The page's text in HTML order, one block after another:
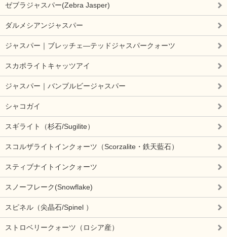
ゼブラジャスパー(Zebra Jasper)
ダルメシアンジャスパー
ジャスパー｜ブレッチェ―テッドジャスパークォーツ
スカポライトキャッツアイ
ジャスパー｜バンブルビージャスパー
シャコガイ
スギライト（杉石/Sugilite）
スコルザライトインクォーツ（Scorzalite・鉄天藍石）
スティブナイトインクォーツ
スノーフレーク(Snowflake)
スピネル（尖晶石/Spinel ）
ストロベリークォーツ（ロシア産）